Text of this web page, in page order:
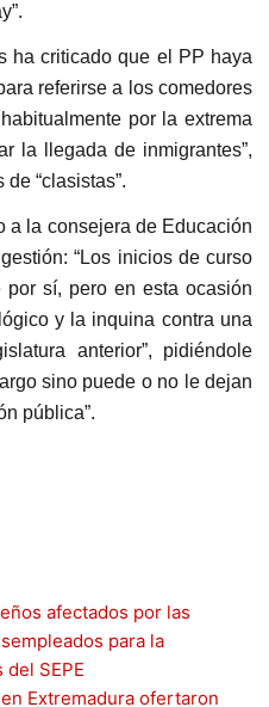
ha criticado que el PP haya
referirse a los comedores
por la extrema
la llegada de inmigrantes”,
“clasistas”.
a la consejera de Educación
“Los inicios de curso
sí, pero en esta ocasión
y la inquina contra una
anterior”, pidiéndole
sino puede o no le dejan
pública”.
afectados por las
para la
SEPE
Extremadura ofertaron